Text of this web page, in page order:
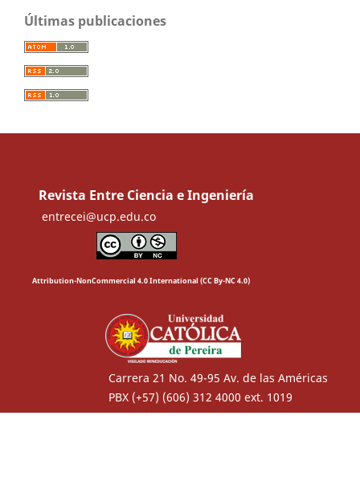
Últimas publicaciones
Revista Entre Ciencia e Ingeniería
entrecei@ucp.edu.co
Attribution-NonCommercial 4.0 International (CC By-NC 4.0)
Carrera 21 No. 49-95 Av. de las Américas
PBX (+57) (606) 312 4000 ext. 1019